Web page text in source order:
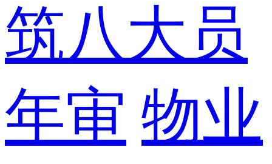
筑八大员
年审 物业